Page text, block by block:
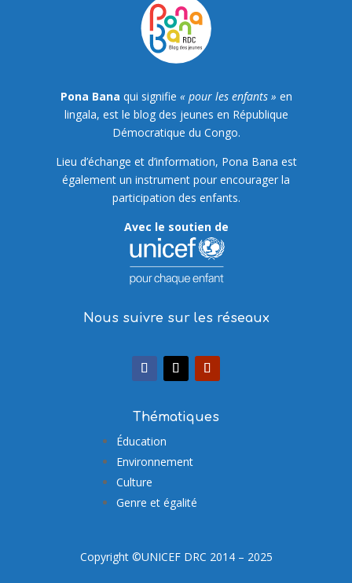
Pona Bana qui signifie « pour les enfants » en
lingala, est le blog des jeunes en République
Démocratique du Congo.
Lieu d’échange et d’information, Pona Bana est
également un instrument pour encourager la
participation des enfants.
Avec le soutien de
Nous suivre sur les réseaux
Thématiques
Éducation
Environnement
Culture
Genre et égalité
Copyright ©UNICEF DRC 2014 – 2025